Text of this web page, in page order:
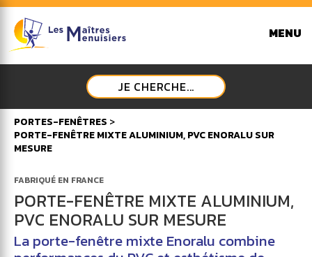
MENU
JE CHERCHE...
PORTES-FENÊTRES >
PORTE-FENÊTRE MIXTE ALUMINIUM, PVC ENORALU SUR
MESURE
FABRIQUÉ EN FRANCE
PORTE-FENÊTRE MIXTE ALUMINIUM,
PVC ENORALU SUR MESURE
La porte-fenêtre mixte Enoralu combine